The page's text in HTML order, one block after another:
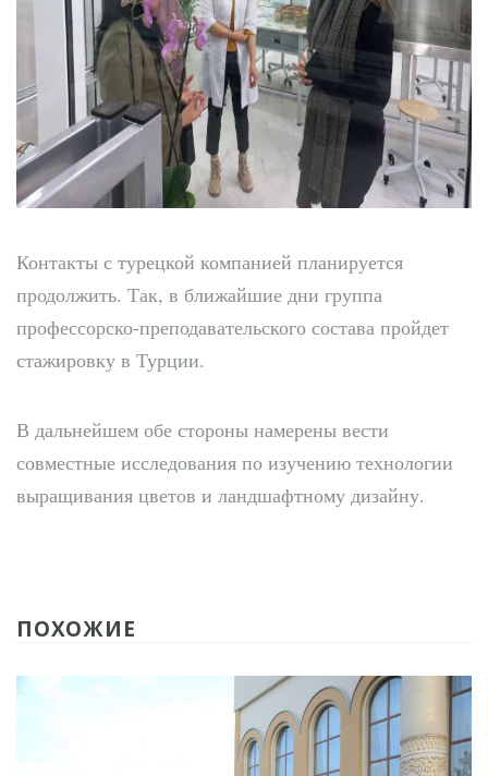
Контакты с турецкой компанией планируется
продолжить. Так, в ближайшие дни группа
профессорско-преподавательского состава пройдет
стажировку в Турции.
В дальнейшем обе стороны намерены вести
совместные исследования по изучению технологии
выращивания цветов и ландшафтному дизайну.
ПОХОЖИЕ